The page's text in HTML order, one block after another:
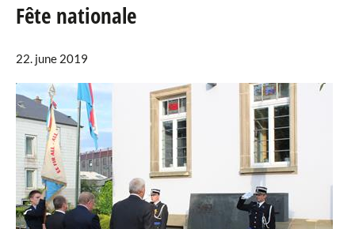
Agenda
eRaider
Publications
Annuaire
Téléchargements
Liens
Fête nationale
22. june 2019